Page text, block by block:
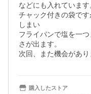
などにも入れています
チャック付きの袋で
しまい
フライパンで塩を一
さが出ます。
次回、また機会があ
購入したストア